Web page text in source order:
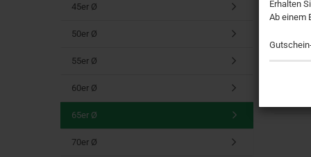
Erhalten
Ab einem
45er Ø
50er Ø
55er Ø
60er Ø
65er Ø
70er Ø